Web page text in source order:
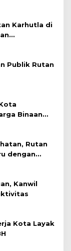
Karhutla di
Publik Rutan
Binaan
Ayam Petelur
Rutan
dengan
Kanwil
Kota Layak